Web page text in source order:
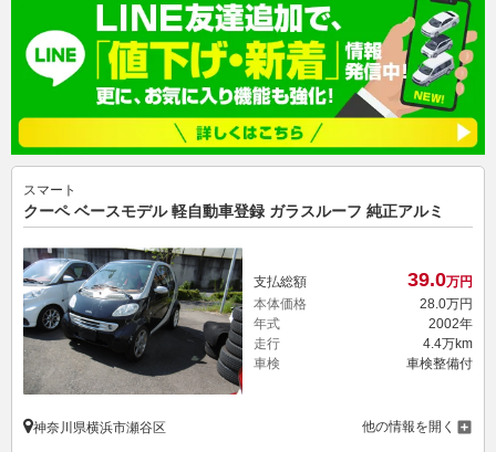
スマート
クーペ ベースモデル 軽自動車登録 ガラスルーフ 純正アルミ
支払総額 39.0万円
本体価格
28.0万円
年式
2002年
走行
4.4万km
車検
車検整備付
神奈川県横浜市瀬谷区 他の情報を開く